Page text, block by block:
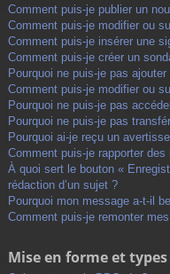
Comment puis-je publier un
Comment puis-je modifier ou
Comment puis-je insérer une
Comment puis-je créer un
Pourquoi ne puis-je pas
Comment puis-je modifier ou
Pourquoi ne puis-je pas
Pourquoi ne puis-je pas
Pourquoi ai-je reçu un
Comment puis-je rapporter
À quoi sert le bouton «
rédaction d’un sujet ?
Pourquoi mon message a-t-il
Comment puis-je remonter
Mise en forme et